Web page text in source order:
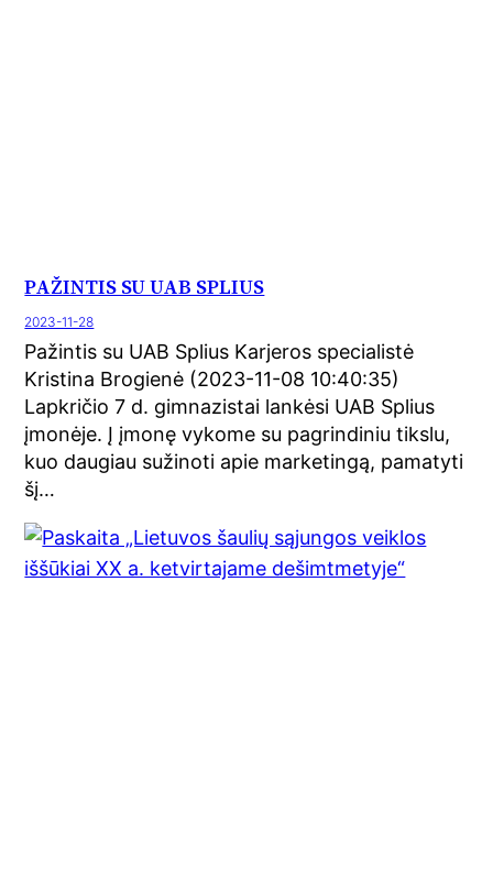
PAŽINTIS SU UAB SPLIUS
2023-11-28
Pažintis su UAB Splius Karjeros specialistė
Kristina Brogienė (2023-11-08 10:40:35)
Lapkričio 7 d. gimnazistai lankėsi UAB Splius
įmonėje. Į įmonę vykome su pagrindiniu tikslu,
kuo daugiau sužinoti apie marketingą, pamatyti
šį…